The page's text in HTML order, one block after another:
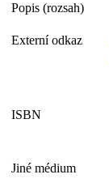
Popis (rozsah)
Externí odkaz
ISBN
Jiné médium